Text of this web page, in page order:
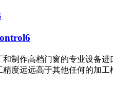
制作高档门窗的专业设备
度远远高于其他任何的加